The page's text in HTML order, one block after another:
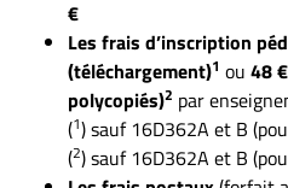
€
Les frais d’inscription
(téléchargement)1 ou 48
polycopiés)2 par
(1) sauf 16D362A et B
(2) sauf 16D362A et B